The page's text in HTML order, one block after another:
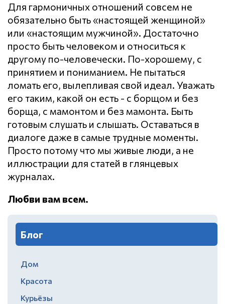
Для гармоничных отношений совсем не
обязательно быть «настоящей женщиной»
или «настоящим мужчиной». Достаточно
просто быть человеком и относиться к
другому по-человечески. По-хорошему, с
принятием и пониманием. Не пытаться
ломать его, вылепливая свой идеал. Уважать
его таким, какой он есть - с борщом и без
борща, с мамонтом и без мамонта. Быть
готовым слушать и слышать. Оставаться в
диалоге даже в самые трудные моменты.
Просто потому что мы живые люди, а не
иллюстрации для статей в глянцевых
журналах.
Любви вам всем.
Блог
Дом
Красота
Курьёзы